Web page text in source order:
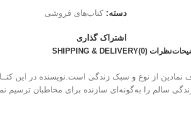
دسته: کتاب‌های فروشی
اشتراک گذاری
نظرات (0) SHIPPING & DELIVERY
از نوع و سبک زندگی است.نویسنده در این
سالم را به‌گونه‌ای سازنده برای مخاطبان ترسیم